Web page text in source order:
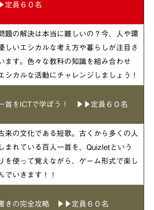
員６０名
題の解決は本当に難しいの？今、人や環
しいエシカルな考え方や暮らしが注目さ
ます。色々な教科の知識を組み合わせ
シカルな活動にチャレンジしましょう！
首をICTで学ぼう！ ▶▶定員６０名
来の文化である短歌。古くから多くの人
まれている百人一首を、Quizletという
を使って覚えながら、ゲーム形式で楽し
でいきます！！
きの完全攻略 ▶▶定員６０名